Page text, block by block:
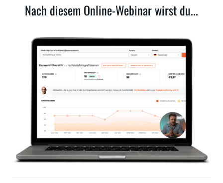
Nach diesem Online-Webinar wirst du...